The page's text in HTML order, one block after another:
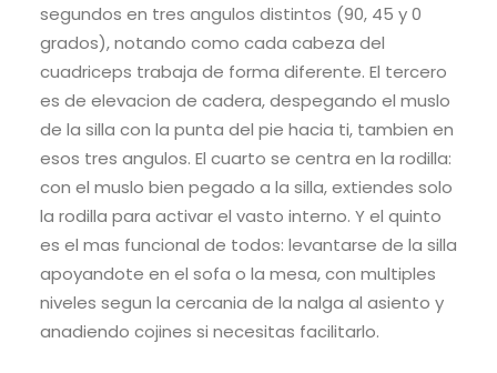
segundos en tres angulos distintos (90, 45 y 0
grados), notando como cada cabeza del
cuadriceps trabaja de forma diferente. El tercero
es de elevacion de cadera, despegando el muslo
de la silla con la punta del pie hacia ti, tambien en
esos tres angulos. El cuarto se centra en la rodilla:
con el muslo bien pegado a la silla, extiendes solo
la rodilla para activar el vasto interno. Y el quinto
es el mas funcional de todos: levantarse de la silla
apoyandote en el sofa o la mesa, con multiples
niveles segun la cercania de la nalga al asiento y
anadiendo cojines si necesitas facilitarlo.